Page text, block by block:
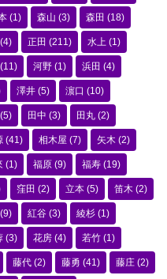
(1) 森山 (3) 森田 (18)
(4) 正田 (211) 水上 (1)
(11) 河野 (1) 浜田 (4)
澤井 (5) 濵口 (10)
(5) 田中 (3) 田丸 (2)
(41) 相木屋 (7) 矢木 (2)
(1) 福原 (9) 福寿 (19)
窪田 (2) 立本 (5) 笛木 (2)
(9) 紅谷 (3) 綾杉 (1)
(3) 花房 (4) 若竹 (1)
藤代 (2) 藤勇 (41) 藤庄 (2)